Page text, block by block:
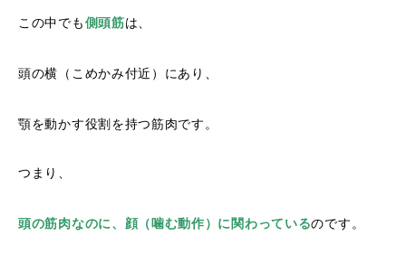
この中でも側頭筋は、
頭の横（こめかみ付近）にあり、
顎を動かす役割を持つ筋肉です。
つまり、
頭の筋肉なのに、顔（噛む動作）に関わっているのです。